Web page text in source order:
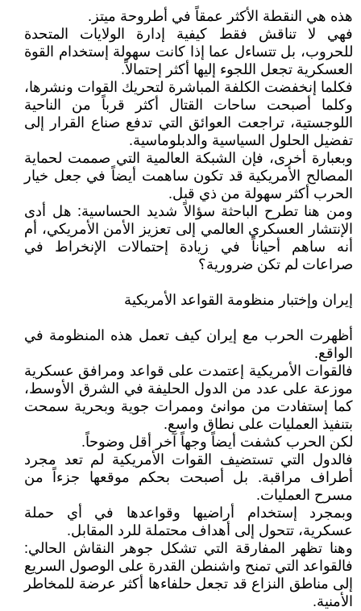
هذه هي النقطة الأكثر عمقاً في أطروحة ميتز.
فهي لا تناقش فقط كيفية إدارة الولايات المتحدة
للحروب، بل تتساءل عما إذا كانت سهولة إستخدام القوة
العسكرية تجعل اللجوء إليها أكثر إحتمالاً.
فكلما إنخفضت الكلفة المباشرة لتحريك القوات ونشرها،
وكلما أصبحت ساحات القتال أكثر قرباً من الناحية
اللوجستية، تراجعت العوائق التي تدفع صناع القرار إلى
تفضيل الحلول السياسية والدبلوماسية.
وبعبارة أخرى، فإن الشبكة العالمية التي صممت لحماية
المصالح الأمريكية قد تكون ساهمت أيضاً في جعل خيار
الحرب أكثر سهولة من ذي قبل.
ومن هنا تطرح الباحثة سؤالاً شديد الحساسية: هل أدى
الإنتشار العسكري العالمي إلى تعزيز الأمن الأمريكي، أم
أنه ساهم أحياناً في زيادة إحتمالات الإنخراط في
صراعات لم تكن ضرورية؟
إيران وإختبار منظومة القواعد الأمريكية
أظهرت الحرب مع إيران كيف تعمل هذه المنظومة في
الواقع.
فالقوات الأمريكية إعتمدت على قواعد ومرافق عسكرية
موزعة على عدد من الدول الحليفة في الشرق الأوسط،
كما إستفادت من موانئ وممرات جوية وبحرية سمحت
بتنفيذ العمليات على نطاق واسع.
لكن الحرب كشفت أيضاً وجهاً آخر أقل وضوحاً.
فالدول التي تستضيف القوات الأمريكية لم تعد مجرد
أطراف مراقبة. بل أصبحت بحكم موقعها جزءاً من
مسرح العمليات.
وبمجرد إستخدام أراضيها وقواعدها في أي حملة
عسكرية، تتحول إلى أهداف محتملة للرد المقابل.
وهنا تظهر المفارقة التي تشكل جوهر النقاش الحالي:
فالقواعد التي تمنح واشنطن القدرة على الوصول السريع
إلى مناطق النزاع قد تجعل حلفاءها أكثر عرضة للمخاطر
الأمنية.